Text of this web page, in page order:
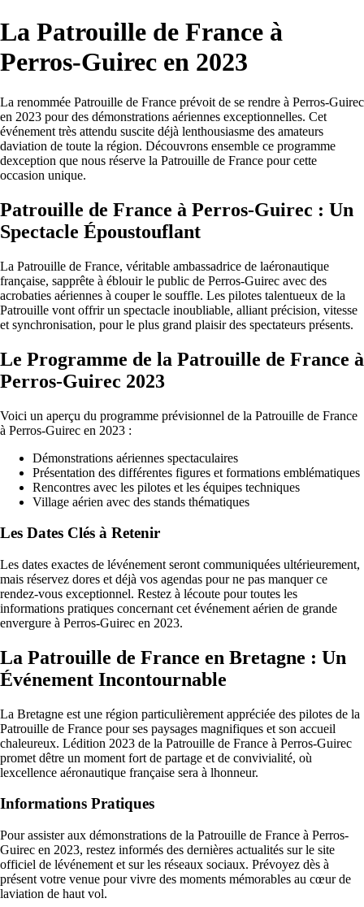
La Patrouille de France à
Perros-Guirec en 2023
La renommée Patrouille de France prévoit de se rendre à Perros-Guirec
en 2023 pour des démonstrations aériennes exceptionnelles. Cet
événement très attendu suscite déjà lenthousiasme des amateurs
daviation de toute la région. Découvrons ensemble ce programme
dexception que nous réserve la Patrouille de France pour cette
occasion unique.
Patrouille de France à Perros-Guirec : Un
Spectacle Époustouflant
La Patrouille de France, véritable ambassadrice de laéronautique
française, sapprête à éblouir le public de Perros-Guirec avec des
acrobaties aériennes à couper le souffle. Les pilotes talentueux de la
Patrouille vont offrir un spectacle inoubliable, alliant précision, vitesse
et synchronisation, pour le plus grand plaisir des spectateurs présents.
Le Programme de la Patrouille de France à
Perros-Guirec 2023
Voici un aperçu du programme prévisionnel de la Patrouille de France
à Perros-Guirec en 2023 :
Démonstrations aériennes spectaculaires
Présentation des différentes figures et formations emblématiques
Rencontres avec les pilotes et les équipes techniques
Village aérien avec des stands thématiques
Les Dates Clés à Retenir
Les dates exactes de lévénement seront communiquées ultérieurement,
mais réservez dores et déjà vos agendas pour ne pas manquer ce
rendez-vous exceptionnel. Restez à lécoute pour toutes les
informations pratiques concernant cet événement aérien de grande
envergure à Perros-Guirec en 2023.
La Patrouille de France en Bretagne : Un
Événement Incontournable
La Bretagne est une région particulièrement appréciée des pilotes de la
Patrouille de France pour ses paysages magnifiques et son accueil
chaleureux. Lédition 2023 de la Patrouille de France à Perros-Guirec
promet dêtre un moment fort de partage et de convivialité, où
lexcellence aéronautique française sera à lhonneur.
Informations Pratiques
Pour assister aux démonstrations de la Patrouille de France à Perros-
Guirec en 2023, restez informés des dernières actualités sur le site
officiel de lévénement et sur les réseaux sociaux. Prévoyez dès à
présent votre venue pour vivre des moments mémorables au cœur de
laviation de haut vol.